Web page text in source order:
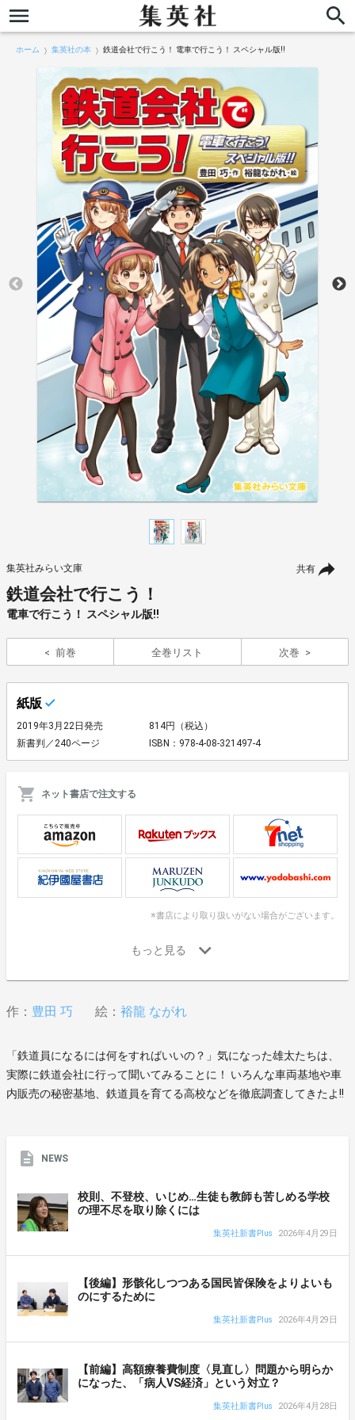
ホーム 集英社の本 鉄道会社で行こう！ 電車で行こう！ スペシャル版!!
共有
集英社みらい文庫
鉄道会社で行こう！
電車で行こう！ スペシャル版!!
前巻 全巻リスト 次巻
紙版
2019年3月22日発売
814円（税込）
新書判／240ページ
ISBN：978-4-08-321497-4
ネット書店で注文する
※書店により取り扱いがない場合がございます。
作： 豊田 巧 絵： 裕龍 ながれ
「鉄道員になるには何をすればいいの？」気になった雄太たちは、
実際に鉄道会社に行って聞いてみることに！ いろんな車両基地や車
内販売の秘密基地、鉄道員を育てる高校などを徹底調査してきたよ!!
NEWS
校則、不登校、いじめ…生徒も教師も苦しめる学校
の理不尽を取り除くには
集英社新書Plus 2026年4月29日
【後編】形骸化しつつある国民皆保険をよりよいも
のにするために
集英社新書Plus 2026年4月29日
【前編】高額療養費制度〈見直し〉問題から明らか
になった、「病人VS経済」という対立？
集英社新書Plus 2026年4月28日